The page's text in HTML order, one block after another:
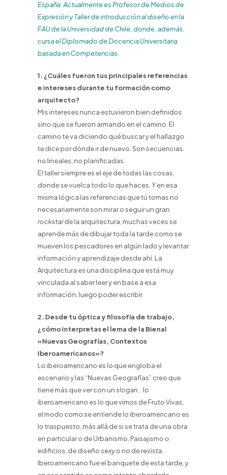
España. Actualmente es Profesor de Medios de
Expresión y Taller de introducción al diseño en la
FAU de la Universidad de Chile, donde, además,
cursa el Diplomado de Docencia Universitaria
basada en Competencias.
1. ¿Cuáles fueron tus principales referencias
e intereses durante tu formación como
arquitecto?
Mis intereses nunca estuvieron bien definidos
sino que se fueron armando en el camino. El
camino te va diciendo qué buscar y el hallazgo
te dice por dónde ir de nuevo. Son secuencias
no lineales, no planificadas.
El taller siempre es el eje de todas las cosas,
donde se vuelca todo lo que haces. Y en esa
misma lógica las referencias que tú tomas no
necesariamente son mirar o seguir un gran
rockstarde la arquitectura, muchas veces se
aprende más de dibujar toda la tarde como se
mueven los pescadores en algún lado y levantar
información y aprendizaje desde ahí. La
Arquitectura es una disciplina que está muy
vinculada al saber leer y en base a esa
información, luego poder escribir.
2. Desde tu óptica y filosofía de trabajo,
¿cómo interpretas el lema de la Bienal
«Nuevas Geografías, Contextos
Iberoamericanos»?
Lo iberoamericano es lo que engloba el
escenario y las “Nuevas Geografías” creo que
tiene más que ver con unslogan … lo
iberoamericano es lo que vimos de Fruto Vivas,
el modo como se entiende lo iberoamericano es
lo traspuesto, más allá de si se trata de una obra
en particular o de Urbanismo, Paisajismo o
edificios, de diseñosexyo no de revista.
Iberoamericano fue el banquete de esta tarde, y